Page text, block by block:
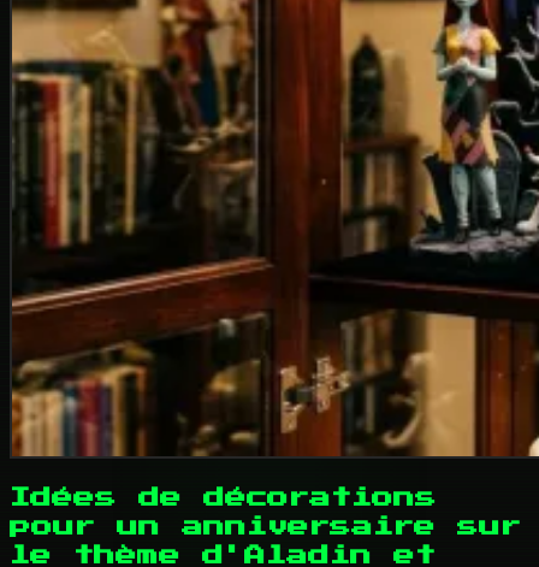
Idées de décorations
pour un anniversaire sur
le thème d'Aladin et